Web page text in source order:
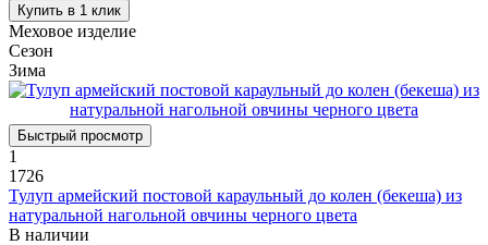
Купить в 1 клик
Меховое изделие
Сезон
Зима
Быстрый просмотр
1
1726
Тулуп армейский постовой караульный до колен (бекеша) из
натуральной нагольной овчины черного цвета
В наличии